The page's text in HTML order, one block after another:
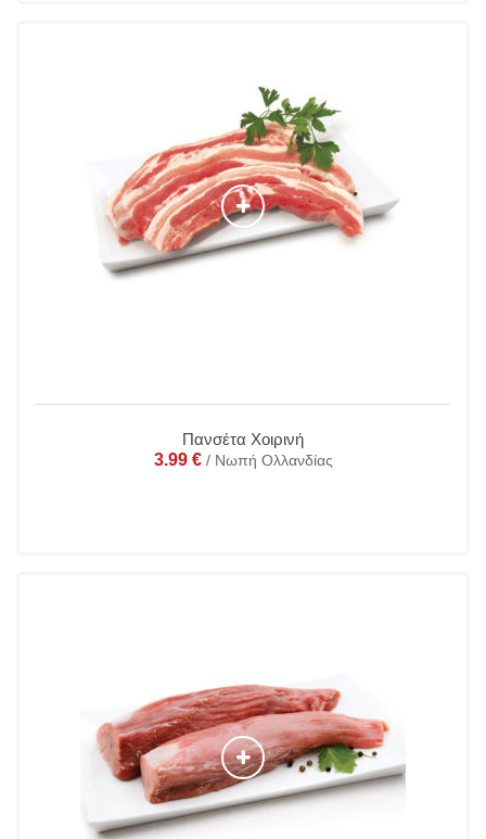
Πανσέτα Χοιρινή
3.99 € / Νωπή Ολλανδίας